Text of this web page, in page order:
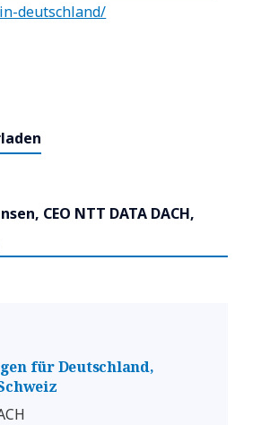
deutschland/
CEO NTT DATA DACH,
für Deutschland,